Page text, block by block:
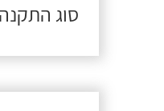
סוג